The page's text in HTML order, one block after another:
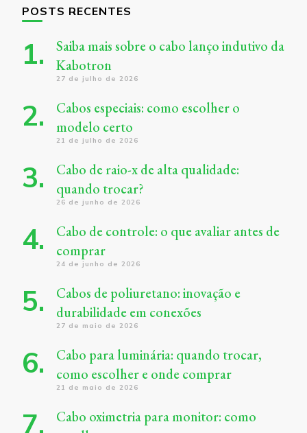
POSTS RECENTES
Saiba mais sobre o cabo lanço indutivo da
Kabotron
27 de julho de 2026
Cabos especiais: como escolher o
modelo certo
21 de julho de 2026
Cabo de raio-x de alta qualidade:
quando trocar?
26 de junho de 2026
Cabo de controle: o que avaliar antes de
comprar
24 de junho de 2026
Cabos de poliuretano: inovação e
durabilidade em conexões
27 de maio de 2026
Cabo para luminária: quando trocar,
como escolher e onde comprar
21 de maio de 2026
Cabo oximetria para monitor: como